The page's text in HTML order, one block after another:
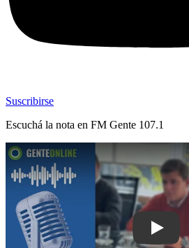
Suscribirse
Escuchá la nota en FM Gente 107.1
Play: